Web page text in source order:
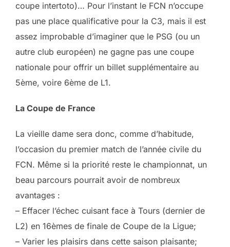
coupe intertoto)… Pour l’instant le FCN n’occupe
pas une place qualificative pour la C3, mais il est
assez improbable d’imaginer que le PSG (ou un
autre club européen) ne gagne pas une coupe
nationale pour offrir un billet supplémentaire au
5ème, voire 6ème de L1.
La Coupe de France
La vieille dame sera donc, comme d’habitude,
l’occasion du premier match de l’année civile du
FCN. Même si la priorité reste le championnat, un
beau parcours pourrait avoir de nombreux
avantages :
– Effacer l’échec cuisant face à Tours (dernier de
L2) en 16èmes de finale de Coupe de la Ligue;
– Varier les plaisirs dans cette saison plaisante;